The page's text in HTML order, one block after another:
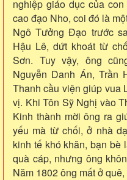
nghiệp giáo dục của
cao đạo Nho, coi đó là
Ngô Tưởng Đạo trước
Hậu Lê, dứt khoát từ
Sơn. Tuy vậy, ông
Nguyễn Danh Án, Trần
Thanh cầu viện giúp vua
vị. Khi Tôn Sỹ Nghị vào
Kinh thành mời ông ra
yếu mà từ chối, ở nhà
kinh tế khó khăn, bạn bè
quà cáp, nhưng ông
Năm 1802 ông mất ở